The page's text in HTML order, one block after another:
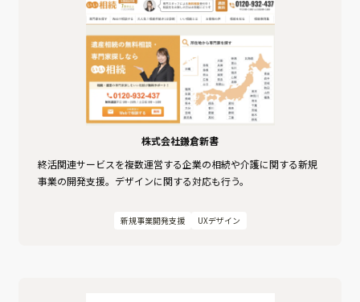
株式会社鎌倉新書
終活関連⁨⁩サービスを複数運営する企業の相続や介護に関する新規
事業の開発支援。デザインに関する対応も行う。
新規事業開発支援 UXデザイン